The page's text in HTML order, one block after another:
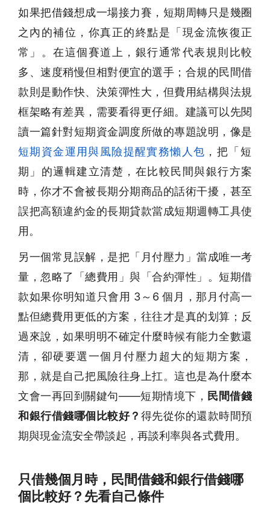
如果把借錢想成一場接力賽，短期周轉只是幾圈
之內的補位，你真正的終點是「現金流恢復正
常」。在這個賽道上，銀行通常代表規則比較
多、速度稍慢但相對便宜的選手；合規的民間借
款則是動作快、決策彈性大，但費用結構與法規
框架略有差異，需要看得更仔細。建議可以先閱
讀一篇針對短期資金調度所做的專題說明，像是
短期資金運用與風險提醒實務懶人包 ，把「短
期」的邏輯建立清楚，在比較民間與銀行方案
時，你才不會被長期分期商品的話術干擾，甚至
誤把高額違約金的長期貸款當成短期週轉工具使
用。
另一個常見誤解，是把「月付壓力」當成唯一考
量，忽略了「總費用」與「合約彈性」。短期借
款如果你明知道只會用 3～6 個月，那月付高一
點但總費用更低的方案，往往才是真的划算；反
過來說，如果明明不確定什麼時候有能力全數還
清，卻硬要選一個月付壓力超大的短期方案，
那，就是自己把風險往身上扛。這也是為什麼本
文會一再回到關鍵句——短期情境下， 民間借錢
和銀行借錢哪個比較好？ 得先從你的還款時間預
期與現金流安全帶談起，再談利率與各式費用。
只借幾個月時，民間借錢和銀行借錢哪
個比較好？先看自己條件